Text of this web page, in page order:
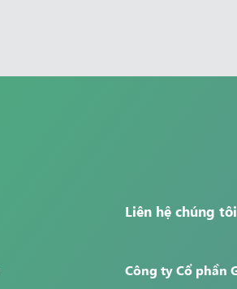
Liên hệ chúng tôi
Công ty Cổ phần